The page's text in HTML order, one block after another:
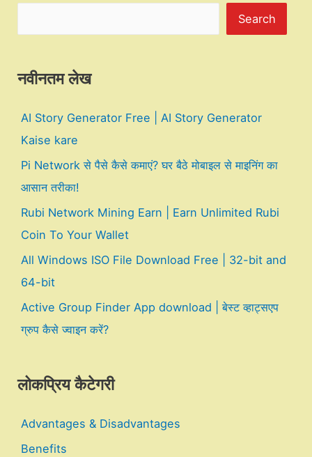
Search
नवीनतम लेख
AI Story Generator Free | AI Story Generator
Kaise kare
Pi Network से पैसे कैसे कमाएं? घर बैठे मोबाइल से माइनिंग का
आसान तरीका!
Rubi Network Mining Earn | Earn Unlimited Rubi
Coin To Your Wallet
All Windows ISO File Download Free | 32-bit and
64-bit
Active Group Finder App download | बेस्ट व्हाट्सएप
ग्रुप कैसे ज्वाइन करें?
लोकप्रिय कैटेगरी
Advantages & Disadvantages
Benefits